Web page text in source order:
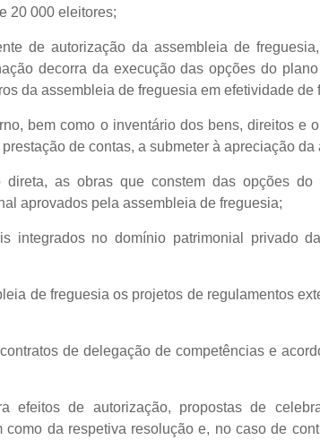
20 000 eleitores;
de autorização da assembleia de
decorra da execução das opções do
da assembleia de freguesia em efetividade de
bem como o inventário dos bens, direitos e
de contas, a submeter à apreciação
as obras que constem das opções do
aprovados pela assembleia de freguesia;
integrados no domínio patrimonial privado
de freguesia os projetos de regulamentos
de delegação de competências e
efeitos de autorização, propostas de
da respetiva resolução e, no caso de